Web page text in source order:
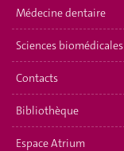
Médecine dentaire
Sciences biomédicales
Contacts
Bibliothèque
Espace Atrium